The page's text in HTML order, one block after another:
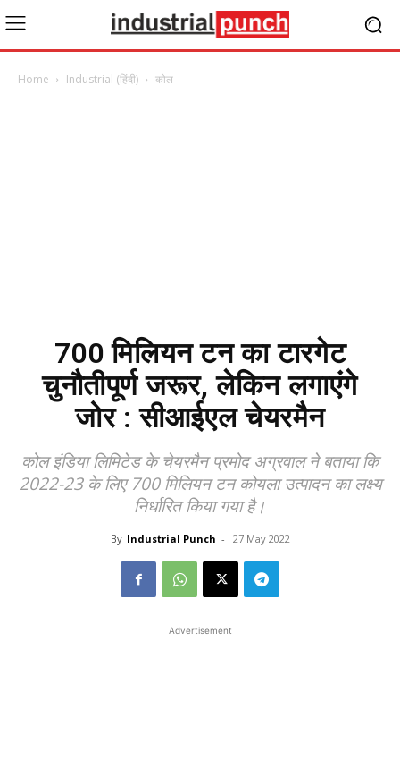
Home Industrial (हिंदी) कोल
700 मिलियन टन का टारगेट
चुनौतीपूर्ण जरूर, लेकिन लगाएंगे
जोर : सीआईएल चेयरमैन
कोल इंडिया लिमिटेड के चेयरमैन प्रमोद अग्रवाल ने बताया कि
2022-23 के लिए 700 मिलियन टन कोयला उत्पादन का लक्ष्य
निर्धारित किया गया है।
By Industrial Punch - 27 May 2022
Advertisement